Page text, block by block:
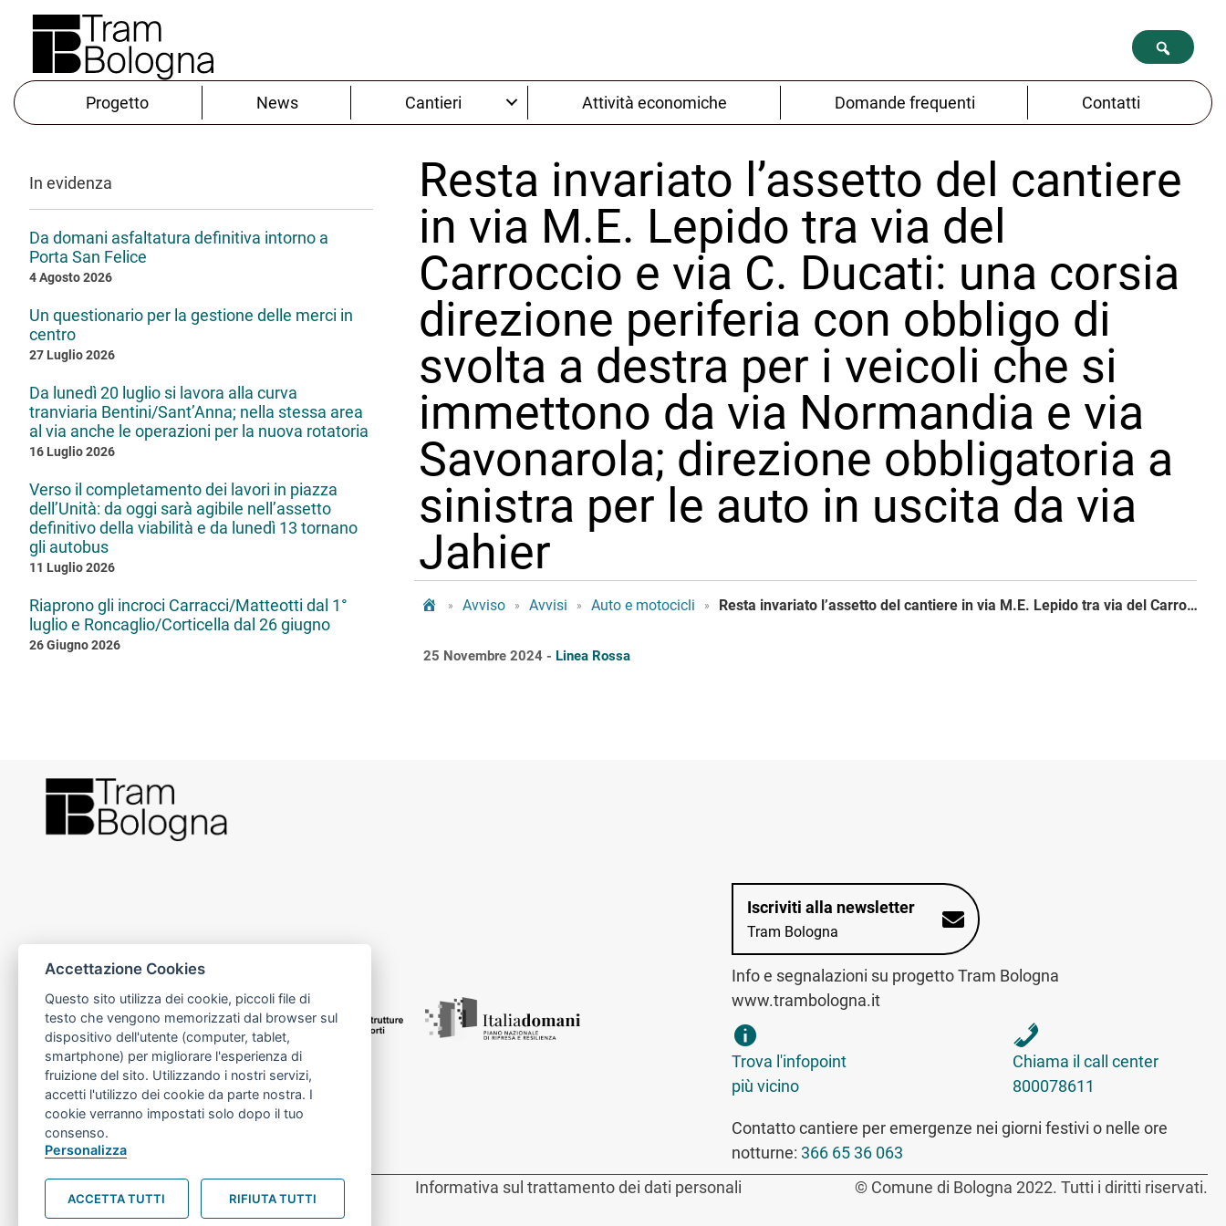
Progetto News Cantieri Attività economiche Domande frequenti Contatti
In evidenza
Da domani asfaltatura definitiva intorno a
Porta San Felice
4 Agosto 2026
Un questionario per la gestione delle merci in
centro
27 Luglio 2026
Da lunedì 20 luglio si lavora alla curva
tranviaria Bentini/Sant’Anna; nella stessa area
al via anche le operazioni per la nuova rotatoria
16 Luglio 2026
Verso il completamento dei lavori in piazza
dell’Unità: da oggi sarà agibile nell’assetto
definitivo della viabilità e da lunedì 13 tornano
gli autobus
11 Luglio 2026
Riaprono gli incroci Carracci/Matteotti dal 1°
luglio e Roncaglio/Corticella dal 26 giugno
26 Giugno 2026
Resta invariato l’assetto del cantiere
in via M.E. Lepido tra via del
Carroccio e via C. Ducati: una corsia
direzione periferia con obbligo di
svolta a destra per i veicoli che si
immettono da via Normandia e via
Savonarola; direzione obbligatoria a
sinistra per le auto in uscita da via
Jahier
Tram Bologna
» Avviso » Avvisi » Auto e motocicli » Resta invariato l’assetto del cantiere in via M.E. Lepido tra via del Carroccio e via C. Ducati: una corsia direzione periferia con obbligo di svolta a destra per i veicoli che si immettono da via Normandia e via Savonarola; direzione obbligatoria a sinistra per le auto in uscita da via Jahier
25 Novembre 2024 - Linea Rossa
Iscriviti alla newsletter
Tram Bologna
Info e segnalazioni su progetto Tram Bologna
www.trambologna.it
trova infopoint sulla mappa interattiva
Trova l'infopoint
più vicino
telefona al call center
Chiama il call center
800078611
Contatto cantiere per emergenze nei giorni festivi o nelle ore
notturne: 366 65 36 063
Preferenze Cookie prova Informativa sul trattamento dei dati personali © Comune di Bologna 2022. Tutti i diritti riservati.
Accettazione Cookies
Questo sito utilizza dei cookie, piccoli file di
testo che vengono memorizzati dal browser sul
dispositivo dell'utente (computer, tablet,
smartphone) per migliorare l'esperienza di
fruizione del sito. Utilizzando i nostri servizi,
accetti l'utilizzo dei cookie da parte nostra. I
cookie verranno impostati solo dopo il tuo
consenso.
Personalizza
ACCETTA TUTTI RIFIUTA TUTTI